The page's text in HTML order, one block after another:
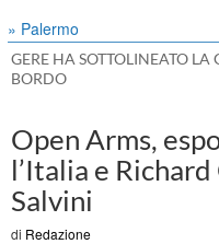
» Palermo
GERE HA SOTTOLINEATO
BORDO
Open Arms,
l’Italia e
Salvini
di Redazione